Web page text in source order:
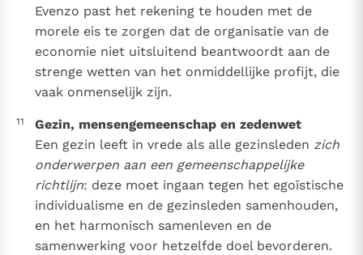
Evenzo past het rekening te houden met de
morele eis te zorgen dat de organisatie van de
economie niet uitsluitend beantwoordt aan de
strenge wetten van het onmiddellijke profijt, die
vaak onmenselijk zijn.
11
Gezin, mensengemeenschap en zedenwet
Een gezin leeft in vrede als alle gezinsleden zich
onderwerpen aan een gemeenschappelijke
richtlijn: deze moet ingaan tegen het egoïstische
individualisme en de gezinsleden samenhouden,
en het harmonisch samenleven en de
samenwerking voor hetzelfde doel bevorderen.